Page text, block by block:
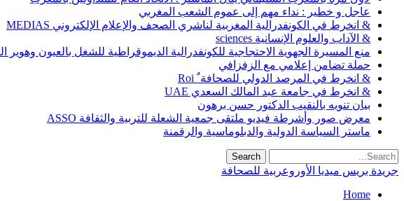
عاجل و خطير : نداء مهم إلى عموم الشعب المغربي
& انخرط في الكونفدرالية المغربية لناشري الصحف والإعلام الإلكتروني MEDIAS
& الآداب والعلوم الإنسانية sciences
منع المسيرة الجهوية الاحتجاجية للكونفدرالية الديموقراطية للشغل بالعيون وهوير
حملة تضامن إعلامي مع الزفزافي
& انخرط في المرصد الدولي للصحافة ٌ Roi
& انخرط في جامعة عبد المالك السعدي UAE
بيان تنويه بالنقيب الدكتور حسن برهون
معرض صور وأشرطة فيديو ملتقى جمعية الشعلة للتربية والثقافة ASSO
ماستر السياسة الدولية والدبلوماسية والرقمنة
جريدة بريس ميديا الأوروعربية للصحافة
Home